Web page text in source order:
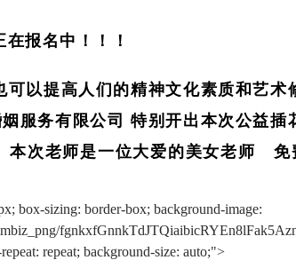
名中！！！
以提高人们的精神文化素质和艺
服务有限公司 特别开出本次公益
本次老师是一位大爱的美女老师
box-sizing: border-box; background-image:
repeat; background-size: auto;">